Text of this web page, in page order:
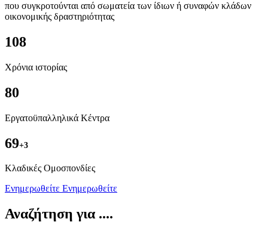
που συγκροτούνται από σωματεία των ίδιων ή συναφών κλάδων
οικονομικής δραστηριότητας
108
Χρόνια ιστορίας
80
Εργατοϋπαλληλικά Κέντρα
69+3
Kλαδικές Ομοσπονδίες
Ενημερωθείτε Ενημερωθείτε
Αναζήτηση για ....